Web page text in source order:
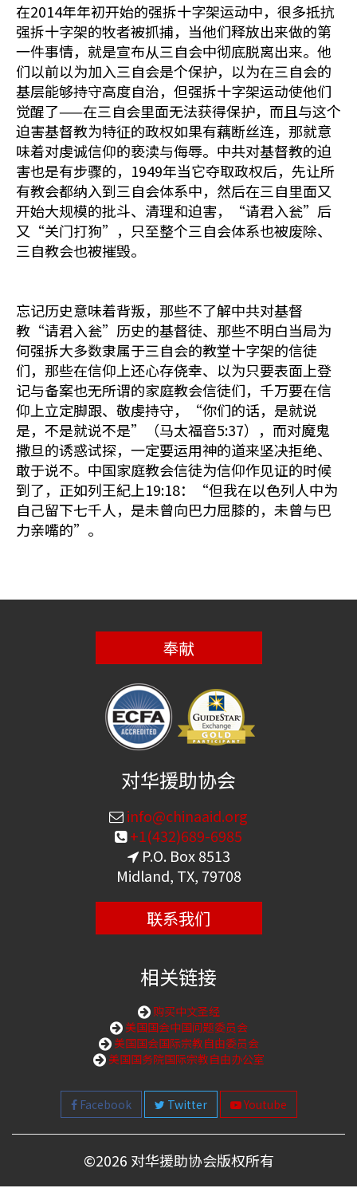
在2014年年初开始的强拆十字架运动中，很多抵抗
强拆十字架的牧者被抓捕，当他们释放出来做的第
一件事情，就是宣布从三自会中彻底脱离出来。他
们以前以为加入三自会是个保护，以为在三自会的
基层能够持守高度自治，但强拆十字架运动使他们
觉醒了——在三自会里面无法获得保护，而且与这个
迫害基督教为特征的政权如果有藕断丝连，那就意
味着对虔诚信仰的亵渎与侮辱。中共对基督教的迫
害也是有步骤的，1949年当它夺取政权后，先让所
有教会都纳入到三自会体系中，然后在三自里面又
开始大规模的批斗、清理和迫害，“请君入瓮”后
又“关门打狗”，只至整个三自会体系也被废除、
三自教会也被摧毁。
忘记历史意味着背叛，那些不了解中共对基督
教“请君入瓮”历史的基督徒、那些不明白当局为
何强拆大多数隶属于三自会的教堂十字架的信徒
们，那些在信仰上还心存侥幸、以为只要表面上登
记与备案也无所谓的家庭教会信徒们，千万要在信
仰上立定脚跟、敬虔持守，“你们的话，是就说
是，不是就说不是”（马太福音5:37），而对魔鬼
撒旦的诱惑试探，一定要运用神的道来坚决拒绝、
敢于说不。中国家庭教会信徒为信仰作见证的时候
到了，正如列王紀上19:18：“但我在以色列人中为
自己留下七千人，是未曾向巴力屈膝的，未曾与巴
力亲嘴的”。
奉献
对华援助协会
info@chinaaid.org
+1(432)689-6985
P.O. Box 8513
Midland, TX, 79708
联系我们
相关链接
购买中文圣经
美国国会中国问题委员会
美国国会国际宗教自由委员会
美国国务院国际宗教自由办公室
Facebook Twitter Youtube
©2026 对华援助协会版权所有